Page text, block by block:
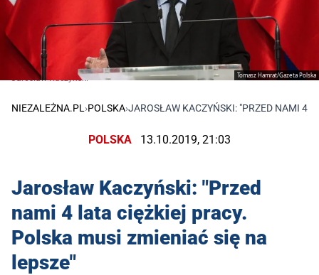
Tomasz Hamrat/Gazeta Polska
Jarosław Kaczyński
NIEZALEŻNA.PL›POLSKA›JAROSŁAW KACZYŃSKI: "PRZED NAMI 4
POLSKA 13.10.2019, 21:03
Jarosław Kaczyński: "Przed
nami 4 lata ciężkiej pracy.
Polska musi zmieniać się na
lepsze"